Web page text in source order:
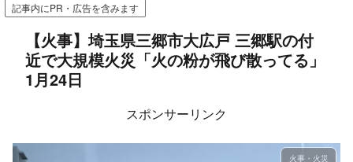
記事内にPR・広告を含みます
【火事】埼玉県三郷市大広戸 三郷駅の付
近で大規模火災「火の粉が飛び散ってる」
1月24日
スポンサーリンク
火事・火災